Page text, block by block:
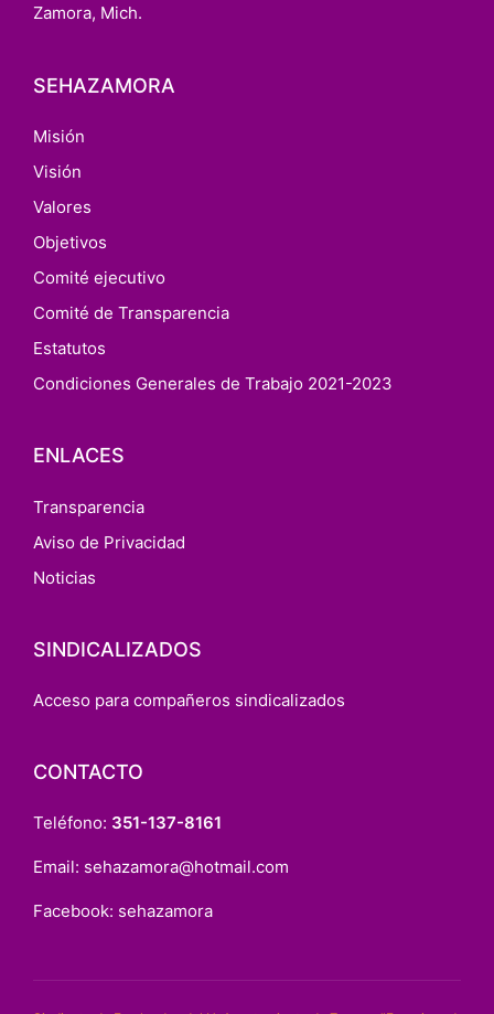
Zamora, Mich.
SEHAZAMORA
Misión
Visión
Valores
Objetivos
Comité ejecutivo
Comité de Transparencia
Estatutos
Condiciones Generales de Trabajo 2021-2023
ENLACES
Transparencia
Aviso de Privacidad
Noticias
SINDICALIZADOS
Acceso para compañeros sindicalizados
CONTACTO
Teléfono: 351-137-8161
Email: sehazamora@hotmail.com
Facebook: sehazamora